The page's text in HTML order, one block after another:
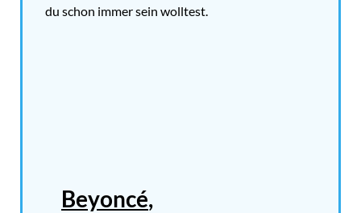
du schon immer sein wolltest.
Beyoncé,